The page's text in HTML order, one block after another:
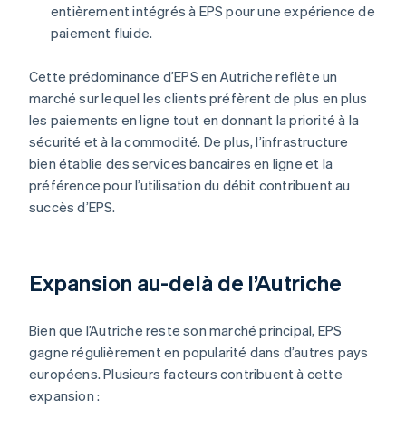
entièrement intégrés à EPS pour une expérience de
paiement fluide.
Cette prédominance d’EPS en Autriche reflète un
marché sur lequel les clients préfèrent de plus en plus
les paiements en ligne tout en donnant la priorité à la
sécurité et à la commodité. De plus, l’infrastructure
bien établie des services bancaires en ligne et la
préférence pour l’utilisation du débit contribuent au
succès d’EPS.
Expansion au-delà de l’Autriche
Bien que l’Autriche reste son marché principal, EPS
gagne régulièrement en popularité dans d’autres pays
européens. Plusieurs facteurs contribuent à cette
expansion :